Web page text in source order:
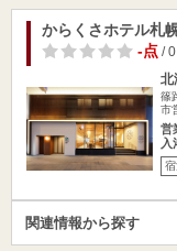
からくさホテル札
-点/ 0
北
篠
市
営
入
関連情報から探す